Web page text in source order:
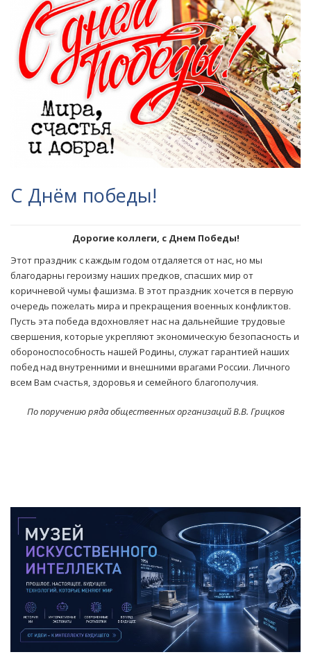
С Днём победы!
Дорогие коллеги, с Днем Победы!
Этот праздник с каждым годом отдаляется от нас, но мы
благодарны героизму наших предков, спасших мир от
коричневой чумы фашизма. В этот праздник хочется в первую
очередь пожелать мира и прекращения военных конфликтов.
Пусть эта победа вдохновляет нас на дальнейшие трудовые
свершения, которые укрепляют экономическую безопасность и
обороноспособность нашей Родины, служат гарантией наших
побед над внутренними и внешними врагами России. Личного
всем Вам счастья, здоровья и семейного благополучия.
По поручению ряда общественных организаций В.В. Грицков